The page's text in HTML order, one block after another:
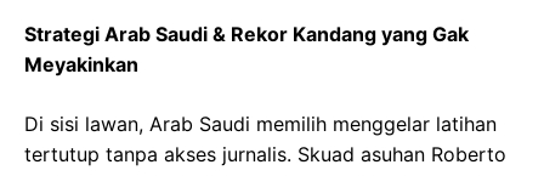
Strategi Arab Saudi & Rekor Kandang yang Gak
Meyakinkan
Di sisi lawan, Arab Saudi memilih menggelar latihan
tertutup tanpa akses jurnalis. Skuad asuhan Roberto